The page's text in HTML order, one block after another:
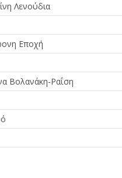
Λενούδια
Εποχή
Βολανάκη-Ραΐση